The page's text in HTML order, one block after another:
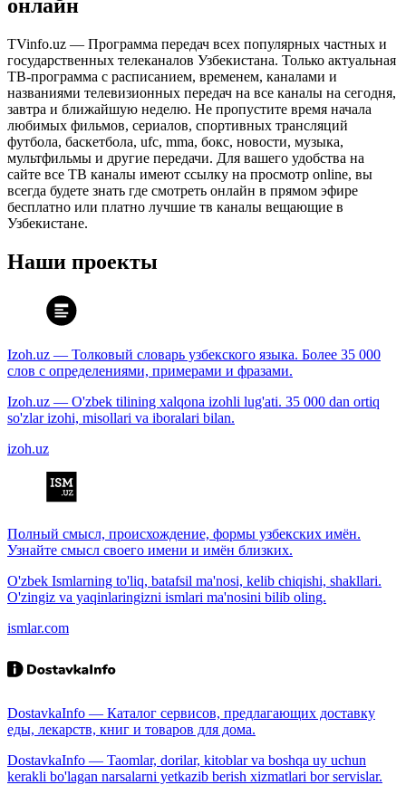
онлайн
TVinfo.uz — Программа передач всех популярных частных и
государственных телеканалов Узбекистана. Только актуальная
ТВ-программа с расписанием, временем, каналами и
названиями телевизионных передач на все каналы на сегодня,
завтра и ближайшую неделю. Не пропустите время начала
любимых фильмов, сериалов, спортивных трансляций
футбола, баскетбола, ufc, mma, бокс, новости, музыка,
мультфильмы и другие передачи. Для вашего удобства на
сайте все ТВ каналы имеют ссылку на просмотр online, вы
всегда будете знать где смотреть онлайн в прямом эфире
бесплатно или платно лучшие тв каналы вещающие в
Узбекистане.
Наши проекты
Izoh.uz — Толковый словарь узбекского языка. Более 35 000
слов с определениями, примерами и фразами.
Izoh.uz — O'zbek tilining xalqona izohli lug'ati. 35 000 dan ortiq
so'zlar izohi, misollari va iboralari bilan.
izoh.uz
Полный смысл, происхождение, формы узбекских имён.
Узнайте смысл своего имени и имён близких.
O'zbek Ismlarning to'liq, batafsil ma'nosi, kelib chiqishi, shakllari.
O'zingiz va yaqinlaringizni ismlari ma'nosini bilib oling.
ismlar.com
DostavkaInfo — Каталог сервисов, предлагающих доставку
еды, лекарств, книг и товаров для дома.
DostavkaInfo — Taomlar, dorilar, kitoblar va boshqa uy uchun
kerakli bo'lagan narsalarni yetkazib berish xizmatlari bor servislar.